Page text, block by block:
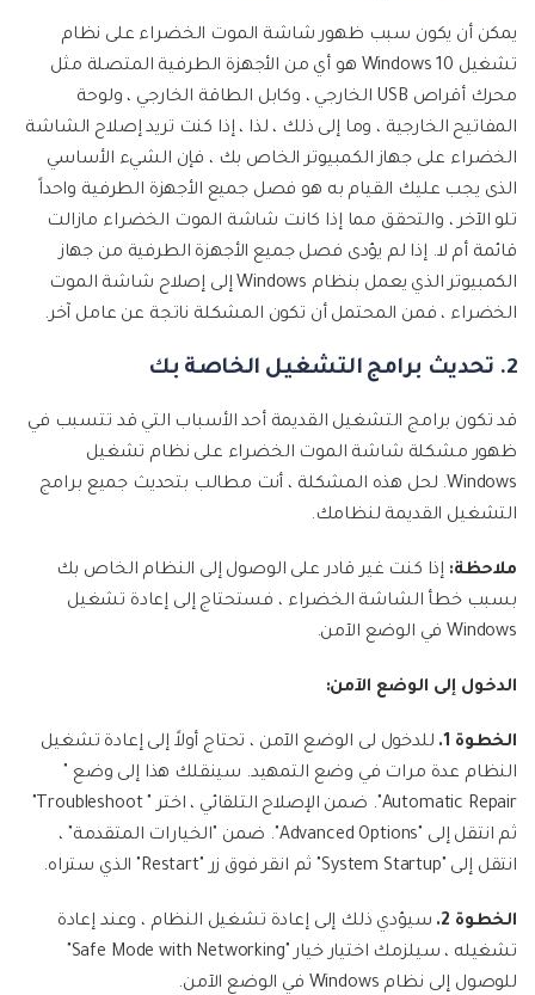
يمكن أن يكون سبب ظهور شاشة الموت الخضراء على نظام
تشغيل Windows 10 هو أي من الأجهزة الطرفية المتصلة مثل
محرك أقراص USB الخارجي ، وكابل الطاقة الخارجي ، ولوحة
المفاتيح الخارجية ، وما إلى ذلك ، لذا ، إذا كنت تريد إصلاح الشاشة
الخضراء على جهاز الكمبيوتر الخاص بك ، فإن الشيء الأساسي
الذى يجب عليك القيام به هو فصل جميع الأجهزة الطرفية واحداً
تلو الآخر ، والتحقق مما إذا كانت شاشة الموت الخضراء مازالت
قائمة أم لا. إذا لم يؤدى فصل جميع الأجهزة الطرفية من جهاز
الكمبيوتر الذي يعمل بنظام Windows إلى إصلاح شاشة الموت
الخضراء ، فمن المحتمل أن تكون المشكلة ناتجة عن عامل آخر.
2. تحديث برامج التشغيل الخاصة بك
قد تكون برامج التشغيل القديمة أحد الأسباب التي قد تتسبب في
ظهور مشكلة شاشة الموت الخضراء على نظام تشغيل
Windows. لحل هذه المشكلة ، أنت مطالب بتحديث جميع برامج
التشغيل القديمة لنظامك.
ملاحظة: إذا كنت غير قادر على الوصول إلى النظام الخاص بك
بسبب خطأ الشاشة الخضراء ، فستحتاج إلى إعادة تشغيل
Windows في الوضع الآمن.
الدخول إلى الوضع الآمن:
الخطوة 1.
للدخول لى الوضع الآمن ، تحتاج أولاً إلى إعادة تشغيل
النظام عدة مرات في وضع التمهيد. سينقلك هذا إلى وضع "
ثم انتقل إلى "Advanced Options". ضمن "الخيارات المتقدمة" ،
انتقل إلى "System Startup" ثم انقر فوق زر "Restart" الذي ستراه.
الخطوة 2.
سيؤدي ذلك إلى إعادة تشغيل النظام ، وعند إعادة
للوصول إلى نظام Windows في الوضع الآمن.